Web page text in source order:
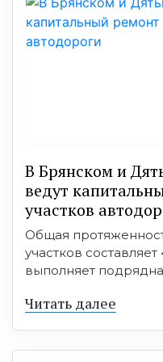
В Брянском и
ведут
участков
Общая
участков
выполняет
Читать далее